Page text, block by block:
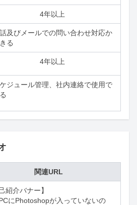
4年以上
及びメールでの問い合わせ対応か
る
4年以上
ジュール管理、社内連絡で使用で
関連URL
紹介バナー】
にPhotoshopが入っていないの